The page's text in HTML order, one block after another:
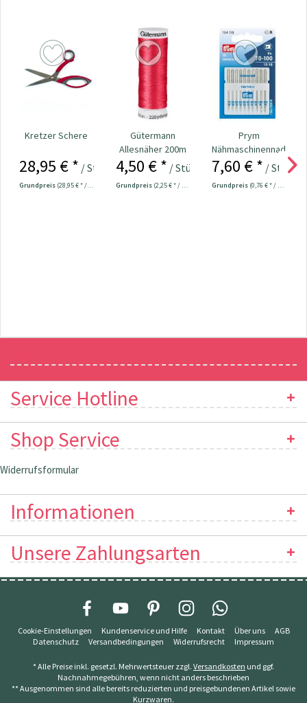
Kretzer Schere
28,95 € * / Stück
Grundpreis (28,95 € * / 1 Stück)
Gütermann
Allesnäher 200m
Fb. 156 - rot
4,50 € * / Stück
Grundpreis (2,25 € * / 100 Meter)
Prym
Nähmaschinennadeln
130/705
Universal...
7,60 € * / Stück
Grundpreis (0,76 € * / 1 Stück)
Service Hotline
Shop Service
Widerrufsformular
Informationen
Unsere Zahlungsarten
Cookie-Einstellungen Kundenservice und Hilfe Kontakt Über uns
AGB
Datenschutz
Versandbedingungen Widerrufsrecht Impressum
* Alle Preise inkl. gesetzl. Mehrwertsteuer zzgl. Versandkosten und ggf.
Nachnahmegebühren, wenn nicht anders beschrieben
** Ausgenommen sind alle bereits reduzierten und preisgebundenen Artikel sowie
Kurzwaren.